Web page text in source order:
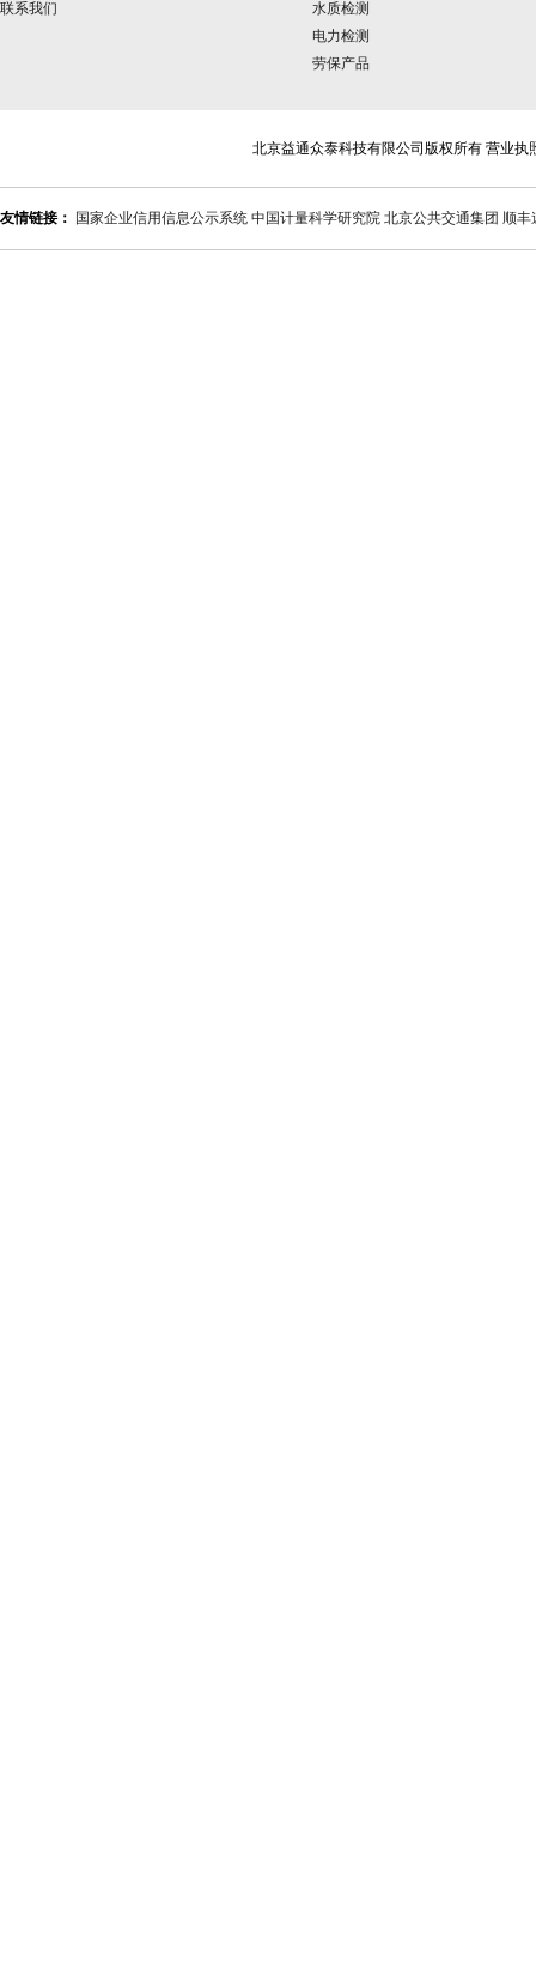
联系我们
水质检测
电力检测
劳保产品
北京益通众泰科技有限公司版权所有 营业执
友情链接： 国家企业信用信息公示系统 中国计量科学研究院 北京公共交通集团 顺丰